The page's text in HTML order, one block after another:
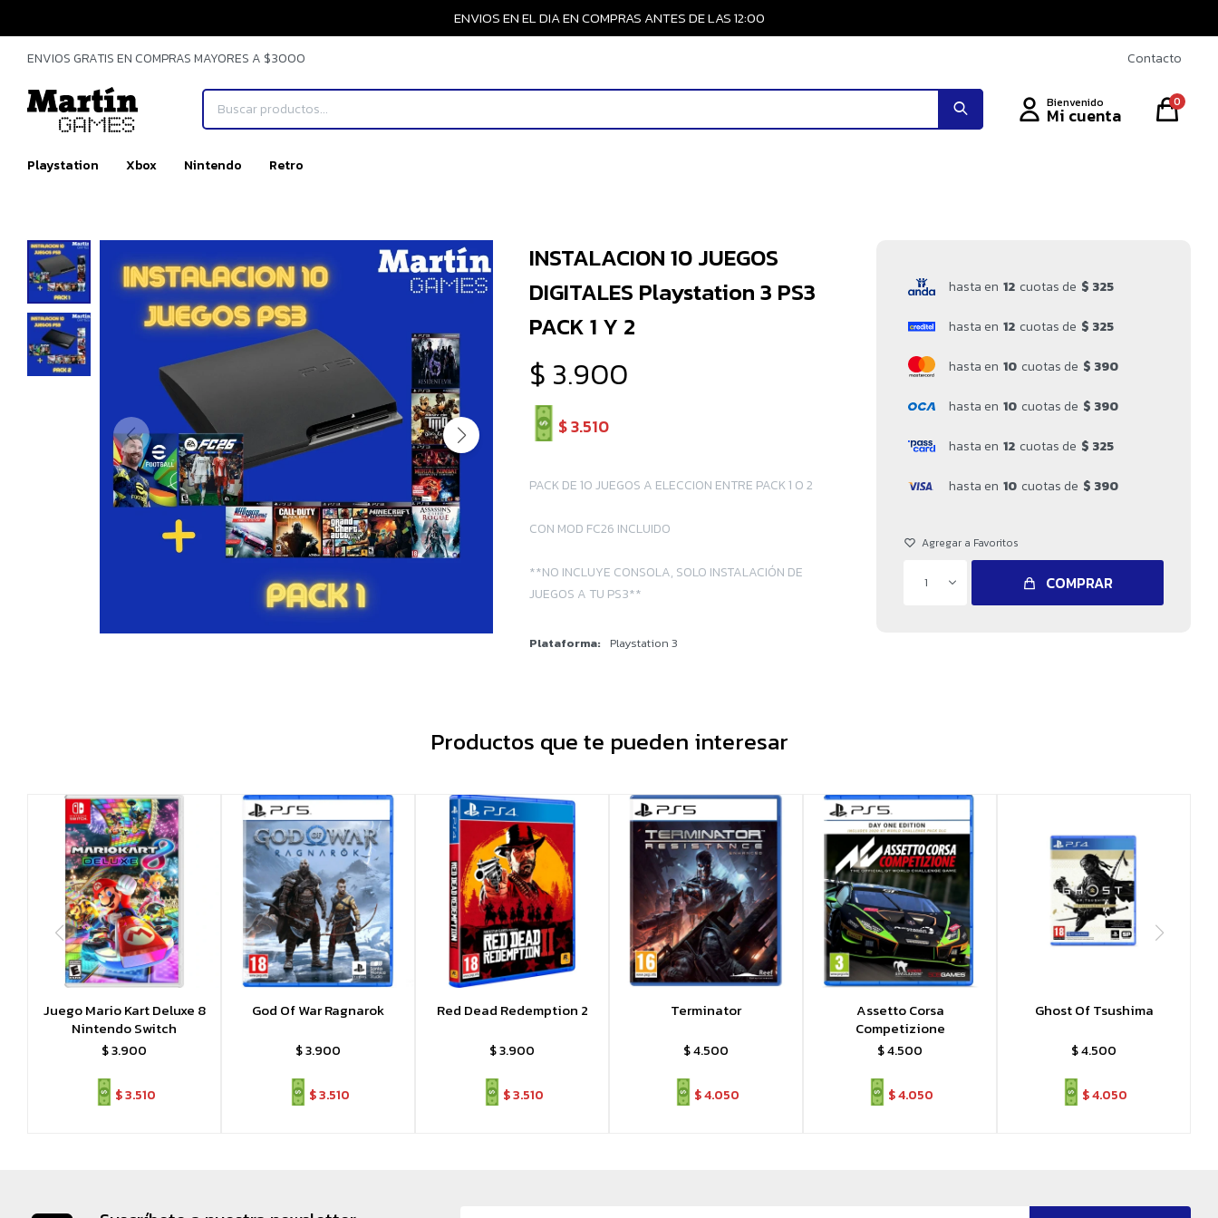
ENVIOS EN EL DIA EN COMPRAS ANTES DE LAS 12:00
Playstation Xbox Nintendo Retro
0
ENVIOS GRATIS EN COMPRAS MAYORES A $3000 Contacto
INSTALACION 10 JUEGOS
DIGITALES Playstation 3 PS3
PACK 1 Y 2
$ 3.900
$3.510
PACK DE 10 JUEGOS A ELECCION ENTRE PACK 1 O 2
CON MOD FC26 INCLUIDO
**NO INCLUYE CONSOLA, SOLO INSTALACIÓN DE
JUEGOS A TU PS3**
Plataforma Playstation 3
hasta en 12 cuotas de $ 325
hasta en 12 cuotas de $ 325
hasta en 10 cuotas de $ 390
hasta en 10 cuotas de $ 390
hasta en 12 cuotas de $ 325
hasta en 10 cuotas de $ 390
1 COMPRAR
Productos que te pueden interesar
Juego Mario Kart Deluxe 8
Nintendo Switch
$3.900
$3.510
God Of War Ragnarok
$3.900
$3.510
Red Dead Redemption 2
$3.900
$3.510
Terminator
$4.500
$4.050
Assetto Corsa
Competizione
$4.500
$4.050
Ghost Of Tsushima
$4.500
$4.050